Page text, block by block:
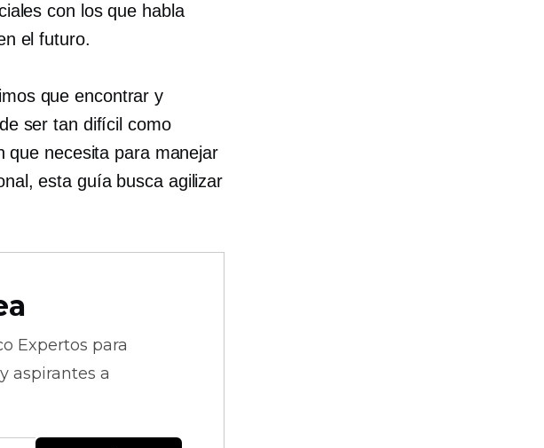
con los que habla
el futuro.
que encontrar y
ser tan difícil como
que necesita para manejar
esta guía busca agilizar
Expertos para
aspirantes a